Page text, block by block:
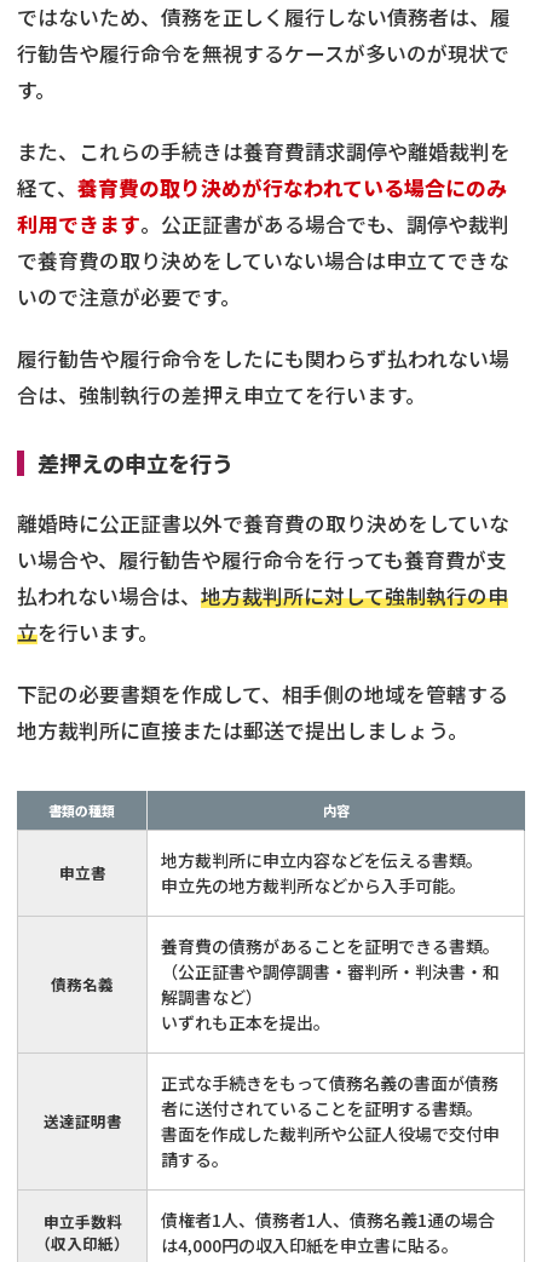
ではないため、債務を正しく履行しない債務者は、履
行勧告や履行命令を無視するケースが多いのが現状で
す。
また、これらの手続きは養育費請求調停や離婚裁判を
経て、 養育費の取り決めが行なわれている場合にのみ
利用できます。公正証書がある場合でも、調停や裁判
で養育費の取り決めをしていない場合は申立てできな
いので注意が必要です。
履行勧告や履行命令をしたにも関わらず払われない場
合は、強制執行の差押え申立てを行います。
差押えの申立を行う
離婚時に公正証書以外で養育費の取り決めをしていな
い場合や、履行勧告や履行命令を行っても養育費が支
払われない場合は、 地方裁判所に対して強制執行の申
立を行います。
下記の必要書類を作成して、相手側の地域を管轄する
地方裁判所に直接または郵送で提出しましょう。
書類の種類 内容
申立書
地方裁判所に申立内容などを伝える書類。
申立先の地方裁判所などから入手可能。
債務名義
養育費の債務があることを証明できる書類。
（公正証書や調停調書・審判所・判決書・和
解調書など）
いずれも正本を提出。
送達証明書
正式な手続きをもって債務名義の書面が債務
者に送付されていることを証明する書類。
書面を作成した裁判所や公証人役場で交付申
請する。
申立手数料
（収入印紙）
債権者1人、債務者1人、債務名義1通の場合
は4,000円の収入印紙を申立書に貼る。